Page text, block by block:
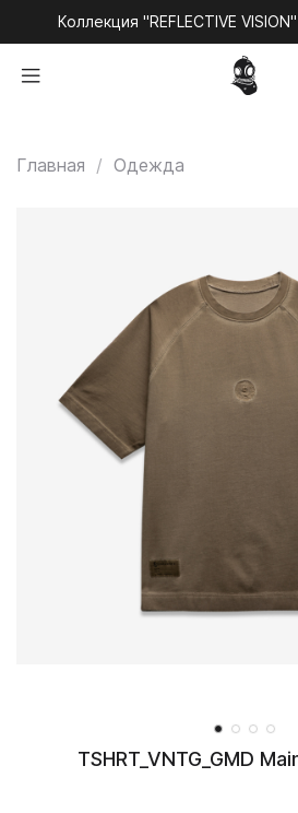
Коллекция "REFLECTIVE
Главная Одежда
TSHRT_VNTG_GMD